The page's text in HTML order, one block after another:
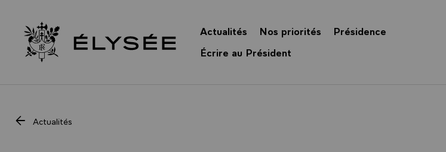
Retour à l’accueil Élysée
Actualités Nos priorités
Présidence
Écrire au Président
Actualités